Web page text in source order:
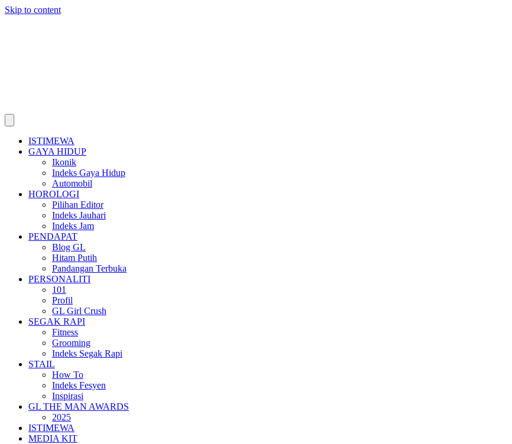
Skip to content
ISTIMEWA
GAYA HIDUP
Ikonik
Indeks Gaya Hidup
Automobil
HOROLOGI
Pilihan Editor
Indeks Jauhari
Indeks Jam
PENDAPAT
Blog GL
Hitam Putih
Pandangan Terbuka
PERSONALITI
101
Profil
GL Girl Crush
SEGAK RAPI
Fitness
Grooming
Indeks Segak Rapi
STAIL
How To
Indeks Fesyen
Inspirasi
GL THE MAN AWARDS
2025
ISTIMEWA
MEDIA KIT